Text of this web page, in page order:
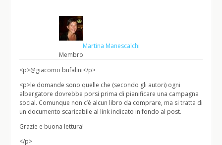
Martina Manescalchi
Membro
<p>@giacomo bufalini</p>
<p>le domande sono quelle che (secondo gli autori) ogni
albergatore dovrebbe porsi prima di pianificare una campagna
social. Comunque non c’è alcun libro da comprare, ma si tratta di
un documento scaricabile al link indicato in fondo al post.
Grazie e buona lettura!
</p>